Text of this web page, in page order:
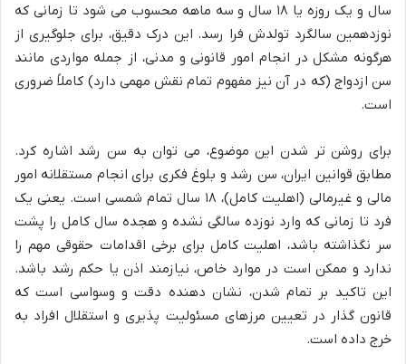
سال و یک روزه یا ۱۸ سال و سه ماهه محسوب می شود تا زمانی که
نوزدهمین سالگرد تولدش فرا رسد. این درک دقیق، برای جلوگیری از
هرگونه مشکل در انجام امور قانونی و مدنی، از جمله مواردی مانند
سن ازدواج (که در آن نیز مفهوم تمام نقش مهمی دارد) کاملاً ضروری
است.
برای روشن تر شدن این موضوع، می توان به سن رشد اشاره کرد.
مطابق قوانین ایران، سن رشد و بلوغ فکری برای انجام مستقلانه امور
مالی و غیرمالی (اهلیت کامل)، ۱۸ سال تمام شمسی است. یعنی یک
فرد تا زمانی که وارد نوزده سالگی نشده و هجده سال کامل را پشت
سر نگذاشته باشد، اهلیت کامل برای برخی اقدامات حقوقی مهم را
ندارد و ممکن است در موارد خاص، نیازمند اذن یا حکم رشد باشد.
این تاکید بر تمام شدن، نشان دهنده دقت و وسواسی است که
قانون گذار در تعیین مرزهای مسئولیت پذیری و استقلال افراد به
خرج داده است.